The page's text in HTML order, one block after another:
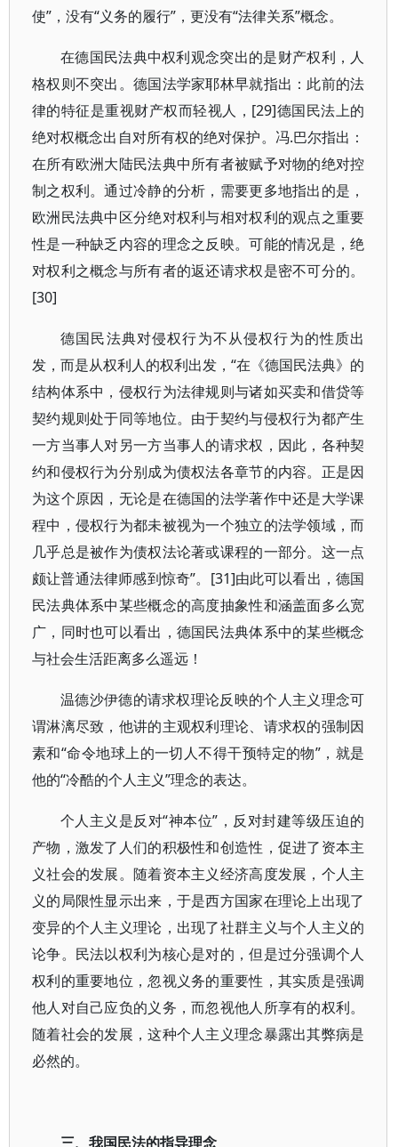
使”，没有“义务的履行”，更没有“法律关系”概念。
在德国民法典中权利观念突出的是财产权利，人
格权则不突出。德国法学家耶林早就指出：此前的法
律的特征是重视财产权而轻视人，[29]德国民法上的
绝对权概念出自对所有权的绝对保护。冯.巴尔指出：
在所有欧洲大陆民法典中所有者被赋予对物的绝对控
制之权利。通过冷静的分析，需要更多地指出的是，
欧洲民法典中区分绝对权利与相对权利的观点之重要
性是一种缺乏内容的理念之反映。可能的情况是，绝
对权利之概念与所有者的返还请求权是密不可分的。
[30]
德国民法典对侵权行为不从侵权行为的性质出
发，而是从权利人的权利出发，“在《德国民法典》的
结构体系中，侵权行为法律规则与诸如买卖和借贷等
契约规则处于同等地位。由于契约与侵权行为都产生
一方当事人对另一方当事人的请求权，因此，各种契
约和侵权行为分别成为债权法各章节的内容。正是因
为这个原因，无论是在德国的法学著作中还是大学课
程中，侵权行为都未被视为一个独立的法学领域，而
几乎总是被作为债权法论著或课程的一部分。这一点
颇让普通法律师感到惊奇”。[31]由此可以看出，德国
民法典体系中某些概念的高度抽象性和涵盖面多么宽
广，同时也可以看出，德国民法典体系中的某些概念
与社会生活距离多么遥远！
温德沙伊德的请求权理论反映的个人主义理念可
谓淋漓尽致，他讲的主观权利理论、请求权的强制因
素和“命令地球上的一切人不得干预特定的物”，就是
他的“冷酷的个人主义”理念的表达。
个人主义是反对“神本位”，反对封建等级压迫的
产物，激发了人们的积极性和创造性，促进了资本主
义社会的发展。随着资本主义经济高度发展，个人主
义的局限性显示出来，于是西方国家在理论上出现了
变异的个人主义理论，出现了社群主义与个人主义的
论争。民法以权利为核心是对的，但是过分强调个人
权利的重要地位，忽视义务的重要性，其实质是强调
他人对自己应负的义务，而忽视他人所享有的权利。
随着社会的发展，这种个人主义理念暴露出其弊病是
必然的。
三、我国民法的指导理念